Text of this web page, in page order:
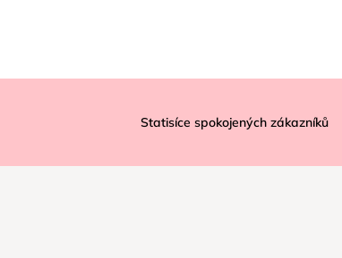
a
Statisíce spokojených zákazníků